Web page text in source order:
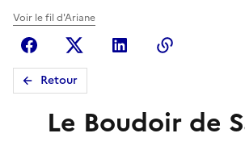
Voir le fil d'Ariane
FacebookX (anciennement Twitter)
Linkedin
Retour
Le Boudoir de